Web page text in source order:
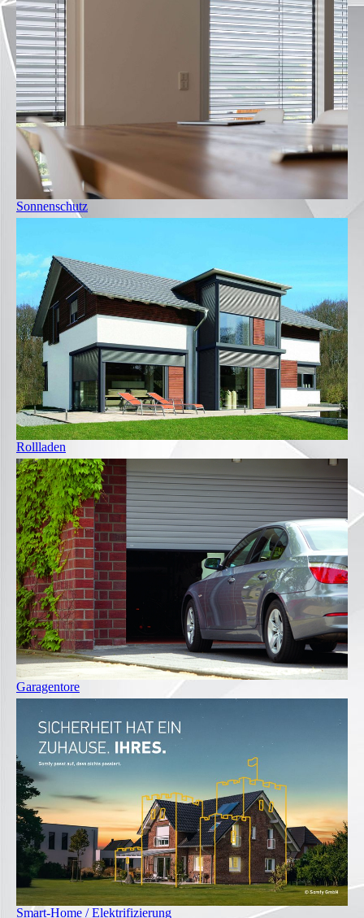
Sonnenschutz
Rollladen
Garagentore
Smart-Home / Elektrifizierung